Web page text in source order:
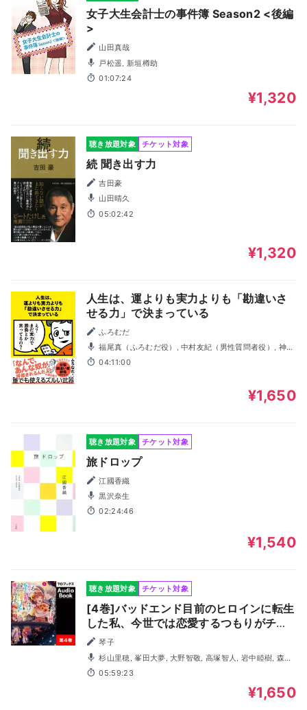
女子大生会計士の事件簿 Season2 <後編
>
山田真哉
戸松遥, 新垣樽助
01:07:24
¥1,320
聴き放題対象 チケット対象
続 聞き出す力
吉田豪
山田晴久
05:02:42
¥1,320
人生は、運よりも実力よりも「勘違いさ
せる力」で決まっている
ふろむだ
福尾真（ふろむだ役）, 中村友紀（男性質問者役）, 神楽
坂素子（女性質問者役）
04:11:00
¥1,650
聴き放題対象 チケット対象
旅ドロップ
江國香織
黒沢奈生
02:24:46
¥1,540
聴き放題対象 チケット対象
[4巻]バッドエンド目前のヒロインに転生
した私、今世では恋愛するつもりがチー
トな兄が離してくれません！？4
琴子
杉山里穂, 峯田大夢, 大野智敬, 高塚智人, 岩中睦樹, 森田
涼花, 春川芽生, 小川一樹, 中村桜, 遥りさ
05:59:23
¥1,650